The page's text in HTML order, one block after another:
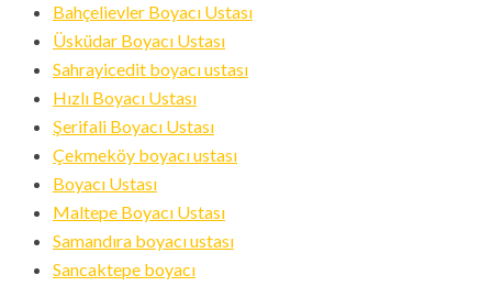
Bahçelievler Boyacı Ustası
Üsküdar Boyacı Ustası
Sahrayicedit boyacı ustası
Hızlı Boyacı Ustası
Şerifali Boyacı Ustası
Çekmeköy boyacı ustası
Boyacı Ustası
Maltepe Boyacı Ustası
Samandıra boyacı ustası
Sancaktepe boyacı